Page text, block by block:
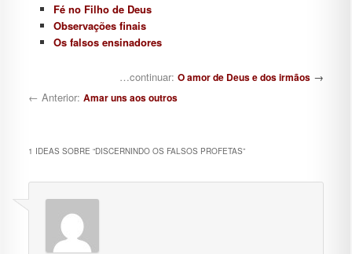
Fé no Filho de Deus
Observações finais
Os falsos ensinadores
…continuar: O amor de Deus e dos irmãos →
← Anterior: Amar uns aos outros
1 IDEAS SOBRE “DISCERNINDO OS FALSOS PROFETAS”